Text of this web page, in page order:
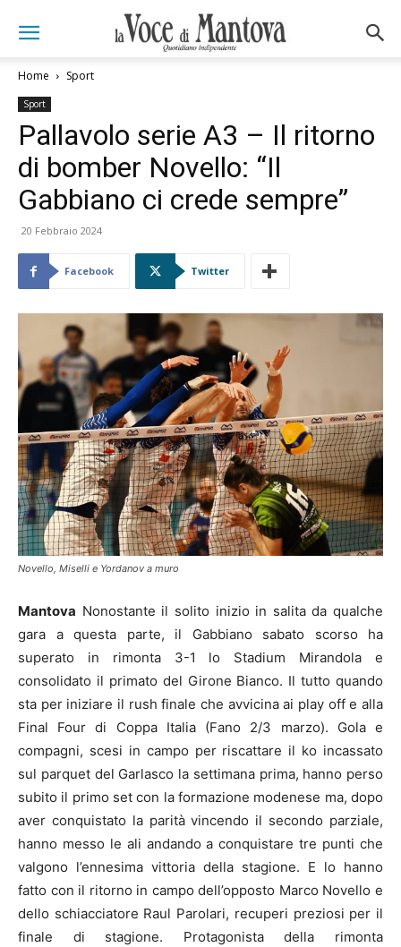
Home Sport
Sport
Pallavolo serie A3 – Il ritorno
di bomber Novello: “Il
Gabbiano ci crede sempre”
20 Febbraio 2024
Facebook Twitter
Novello, Miselli e Yordanov a muro
Mantova Nonostante il solito inizio in salita da qualche
gara a questa parte, il Gabbiano sabato scorso ha
superato in rimonta 3-1 lo Stadium Mirandola e
consolidato il primato del Girone Bianco. Il tutto quando
sta per iniziare il rush finale che avvicina ai play off e alla
Final Four di Coppa Italia (Fano 2/3 marzo). Gola e
compagni, scesi in campo per riscattare il ko incassato
sul parquet del Garlasco la settimana prima, hanno perso
subito il primo set con la formazione modenese ma, dopo
aver conquistato la parità vincendo il secondo parziale,
hanno messo le ali andando a conquistare tre punti che
valgono l’ennesima vittoria della stagione. E lo hanno
fatto con il ritorno in campo dell’opposto Marco Novello e
dello schiacciatore Raul Parolari, recuperi preziosi per il
finale di stagione. Protagonista della rimonta